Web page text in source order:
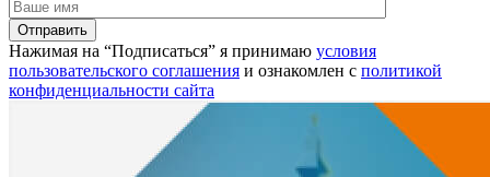
Нажимая на “Подписаться” я принимаю условия
пользовательского соглашения и ознакомлен с политикой
конфиденциальности сайта